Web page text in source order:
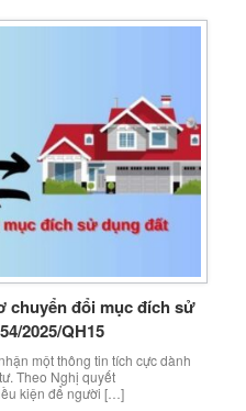
chuyển đổi mục đích sử
2025/QH15
một thông tin tích cực dành
Theo Nghị quyết
kiện để người […]